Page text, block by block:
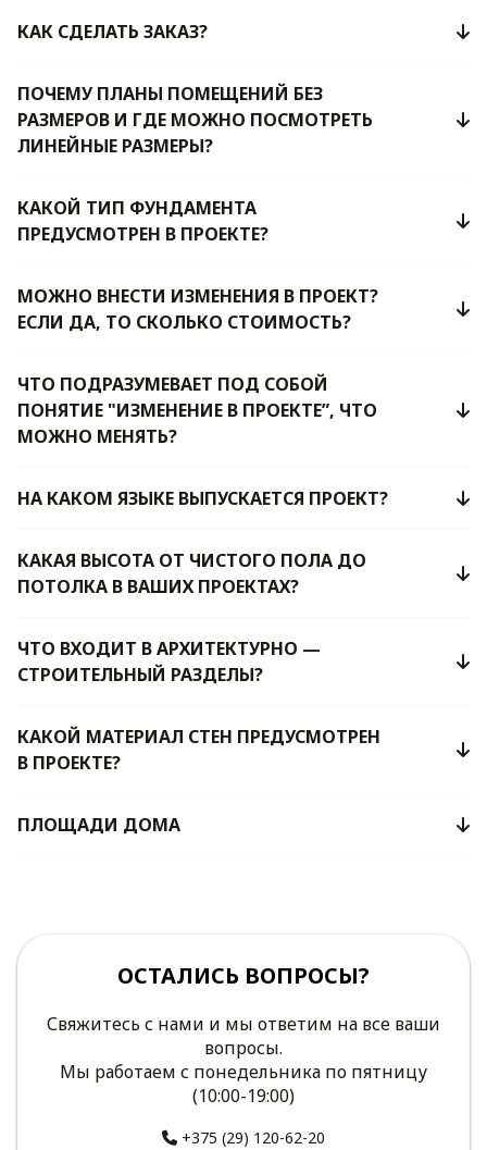
КАК СДЕЛАТЬ ЗАКАЗ?
ПОЧЕМУ ПЛАНЫ ПОМЕЩЕНИЙ БЕЗ
РАЗМЕРОВ И ГДЕ МОЖНО ПОСМОТРЕТЬ
ЛИНЕЙНЫЕ РАЗМЕРЫ?
КАКОЙ ТИП ФУНДАМЕНТА
ПРЕДУСМОТРЕН В ПРОЕКТЕ?
МОЖНО ВНЕСТИ ИЗМЕНЕНИЯ В ПРОЕКТ?
ЕСЛИ ДА, ТО СКОЛЬКО СТОИМОСТЬ?
ЧТО ПОДРАЗУМЕВАЕТ ПОД СОБОЙ
ПОНЯТИЕ "ИЗМЕНЕНИЕ В ПРОЕКТЕ”, ЧТО
МОЖНО МЕНЯТЬ?
НА КАКОМ ЯЗЫКЕ ВЫПУСКАЕТСЯ ПРОЕКТ?
КАКАЯ ВЫСОТА ОТ ЧИСТОГО ПОЛА ДО
ПОТОЛКА В ВАШИХ ПРОЕКТАХ?
ЧТО ВХОДИТ В АРХИТЕКТУРНО —
СТРОИТЕЛЬНЫЙ РАЗДЕЛЫ?
КАКОЙ МАТЕРИАЛ СТЕН ПРЕДУСМОТРЕН
В ПРОЕКТЕ?
ПЛОЩАДИ ДОМА
ОСТАЛИСЬ ВОПРОСЫ?
Свяжитесь с нами и мы ответим на все ваши
вопросы.
Мы работаем с понедельника по пятницу
(10:00-19:00)
+375 (29) 120-62-20